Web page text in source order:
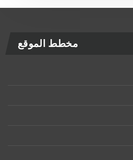
مخطط الموقع